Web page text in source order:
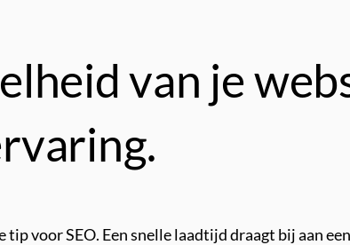
van je
voor SEO. Een snelle laadtijd draagt bij aan